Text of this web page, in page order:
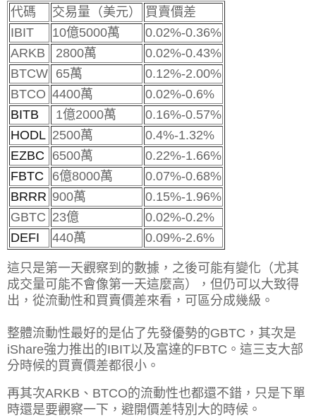
代碼 交易量（美元）
買賣價差
IBIT
10億5000萬
0.02%-0.36%
ARKB
2800萬
0.02%-0.43%
BTCW 65萬
0.12%-2.00%
BTCO 4400萬
0.02%-0.6%
BITB
1億2000萬
0.16%-0.57%
HODL 2500萬
0.4%-1.32%
EZBC
6500萬
0.22%-1.66%
FBTC
6億8000萬
0.07%-0.68%
BRRR 900萬
0.15%-1.96%
GBTC 23億
0.02%-0.2%
DEFI
440萬 0.09%-2.6%
這只是第一天觀察到的數據，之後可能有變化（尤其
成交量可能不會像第一天這麼高），但仍可以大致得
出，從流動性和買賣價差來看，可區分成幾級。
整體流動性最好的是佔了先發優勢的GBTC，其次是
iShare強力推出的IBIT以及富達的FBTC 。這三支大部
分時候的買賣價差都很小。
再其次ARKB、BTCO的流動性也都還不錯，只是下單
時還是要觀察一下，避開價差特別大的時候。